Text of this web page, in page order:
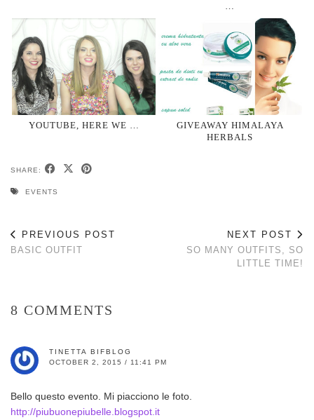
YOUTUBE, HERE WE …
GIVEAWAY HIMALAYA
HERBALS
SHARE:
EVENTS
PREVIOUS POST
BASIC OUTFIT
NEXT POST
SO MANY OUTFITS, SO
LITTLE TIME!
8 COMMENTS
TINETTA BIFBLOG
OCTOBER 2, 2015 / 11:41 PM
Bello questo evento. Mi piacciono le foto.
http://piubuonepiubelle.blogspot.it